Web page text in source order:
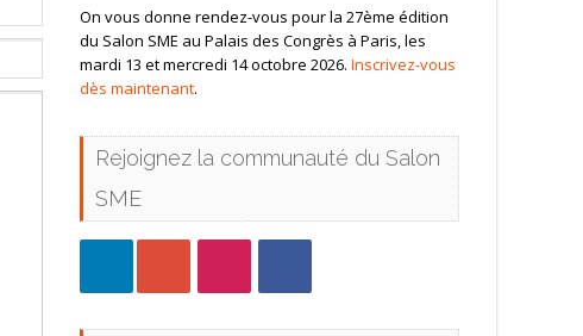
On vous donne rendez-vous pour la 27ème édition
du Salon SME au Palais des Congrès à Paris, les
mardi 13 et mercredi 14 octobre 2026.Inscrivez-vous
dès maintenant.
Rejoignez la communauté du Salon
SME